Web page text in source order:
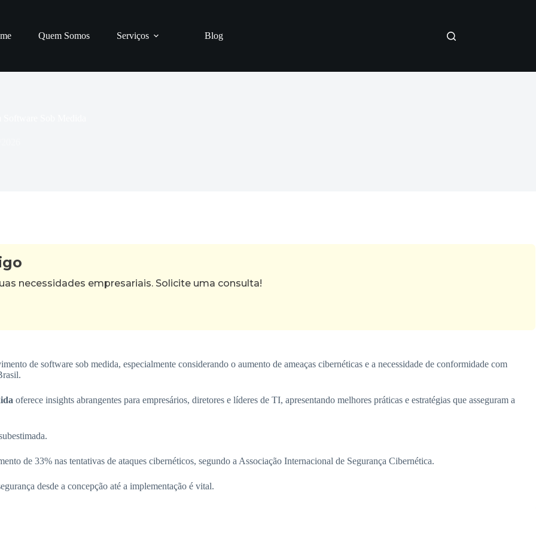
Quem Somos Serviços Blog
necessidades empresariais. Solicite uma consulta!
de software sob medida, especialmente considerando o aumento de ameaças cibernéticas e a necessidade de conformidade com
oferece insights abrangentes para empresários, diretores e líderes de TI, apresentando melhores práticas e estratégias que asseguram a
de 33% nas tentativas de ataques cibernéticos, segundo a Associação Internacional de Segurança Cibernética.
desde a concepção até a implementação é vital.